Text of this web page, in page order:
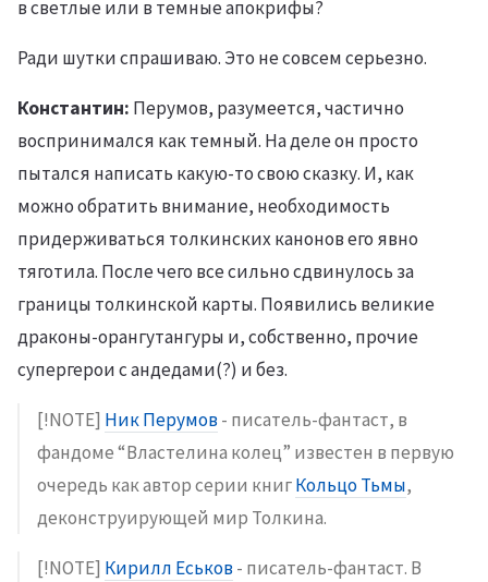
в светлые или в темные апокрифы?
Ради шутки спрашиваю. Это не совсем серьезно.
Константин: Перумов, разумеется, частично
воспринимался как темный. На деле он просто
пытался написать какую-то свою сказку. И, как
можно обратить внимание, необходимость
придерживаться толкинских канонов его явно
тяготила. После чего все сильно сдвинулось за
границы толкинской карты. Появились великие
драконы-орангутангуры и, собственно, прочие
супергерои с андедами(?) и без.
[!NOTE] Ник Перумов- писатель-фантаст, в
фандоме “Властелина колец” известен в первую
очередь как автор серии книгКольцо Тьмы,
деконструирующей мир Толкина.
[!NOTE] Кирилл Еськов- писатель-фантаст. В